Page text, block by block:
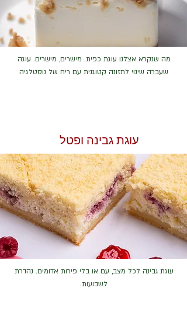
מה שנקרא אצלנו עוגת כפית. מישרים, מישרים. עוגה
שעברה שינוי לתזונה קטוגנית עם ריח של נוסטלגיה
עוגת גבינה ופטל
עוגת גבינה לכל מצב, עם או בלי פירות אדומים. נהדרת
לשבועות.